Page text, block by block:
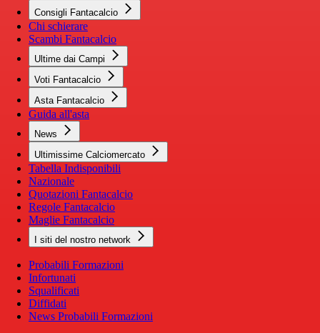
Consigli Fantacalcio
Chi schierare
Scambi Fantacalcio
Ultime dai Campi
Voti Fantacalcio
Asta Fantacalcio
Guida all'asta
News
Ultimissime Calciomercato
Tabella Indisponibili
Nazionale
Quotazioni Fantacalcio
Regole Fantacalcio
Maglie Fantacalcio
I siti del nostro network
Probabili Formazioni
Infortunati
Squalificati
Diffidati
News Probabili Formazioni